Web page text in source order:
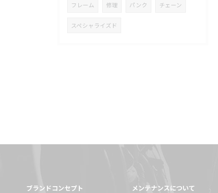
フレーム 修理 パンク チェーン
スペシャライズド
ブランドコンセプト メンテナンスについて